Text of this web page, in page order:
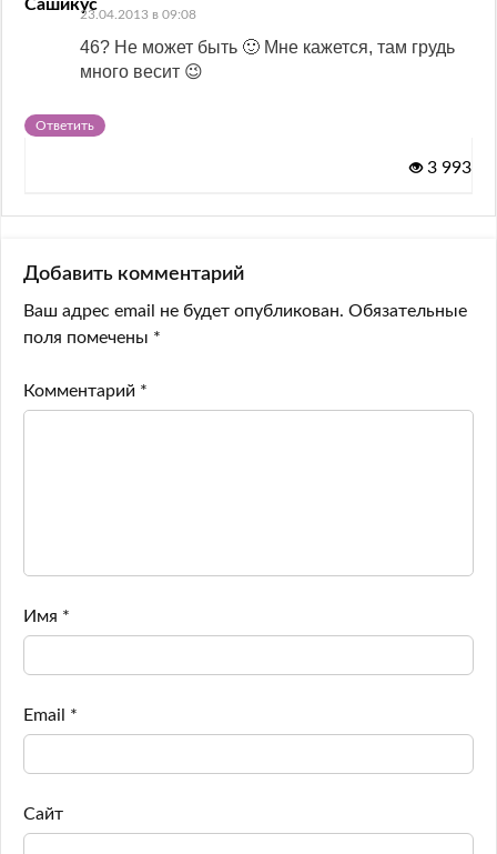
Сашикус
23.04.2013 в 09:08
46? Не может быть 🙂 Мне кажется, там грудь
много весит 😉
Ответить
3 993
Добавить комментарий
Ваш адрес email не будет опубликован. Обязательные
поля помечены *
Комментарий *
Имя *
Email *
Сайт